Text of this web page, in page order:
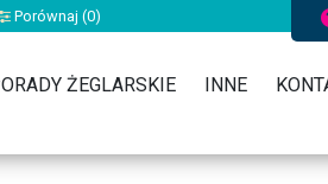
Porównaj (0)
ŻEGLARSKIE INNE